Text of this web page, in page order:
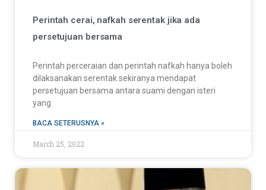
Perintah cerai, nafkah serentak jika ada
persetujuan bersama
Perintah perceraian dan perintah nafkah hanya boleh
dilaksanakan serentak sekiranya mendapat
persetujuan bersama antara suami dengan isteri
yang
BACA SETERUSNYA »
March 25, 2022